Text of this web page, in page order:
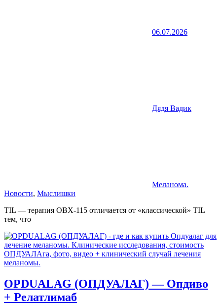
06.07.2026
Дядя Вадик
Меланома.
Новости, Мыслишки
TIL — терапия OBX-115 отличается от «классической» TIL
тем, что
OPDUALAG (ОПДУАЛАГ) — Опдиво
+ Релатлимаб